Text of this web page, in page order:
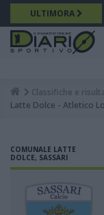
Salta
al
contenuto
principale
ULTIMORA
Classifiche e
Latte Dolce - Atletico
COMUNALE LATTE
DOLCE, SASSARI